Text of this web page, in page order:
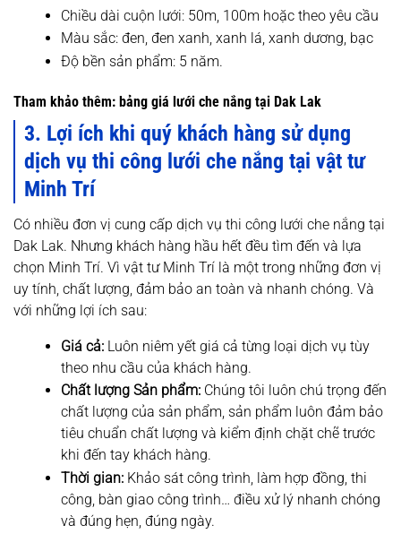
Chiều dài cuộn lưới: 50m, 100m hoặc theo yêu cầu
Màu sắc: đen, đen xanh, xanh lá, xanh dương, bạc
Độ bền sản phẩm: 5 năm.
Tham khảo thêm: bảng giá lưới che nắng tại Dak Lak
3. Lợi ích khi quý khách hàng sử dụng
dịch vụ thi công lưới che nắng tại vật tư
Minh Trí
Có nhiều đơn vị cung cấp dịch vụ thi công lưới che nắng tại
Dak Lak. Nhưng khách hàng hầu hết đều tìm đến và lựa
chọn Minh Trí. Vì vật tư Minh Trí là một trong những đơn vị
uy tính, chất lượng, đảm bảo an toàn và nhanh chóng. Và
với những lợi ích sau:
Giá cả:Luôn niêm yết giá cả từng loại dịch vụ tùy
theo nhu cầu của khách hàng.
Chất lượng Sản phẩm:Chúng tôi luôn chú trọng đến
chất lượng của sản phẩm, sản phẩm luôn đảm bảo
tiêu chuẩn chất lượng và kiểm định chặt chẽ trước
khi đến tay khách hàng.
Thời gian:Khảo sát công trình, làm hợp đồng, thi
công, bàn giao công trình… điều xử lý nhanh chóng
và đúng hẹn, đúng ngày.